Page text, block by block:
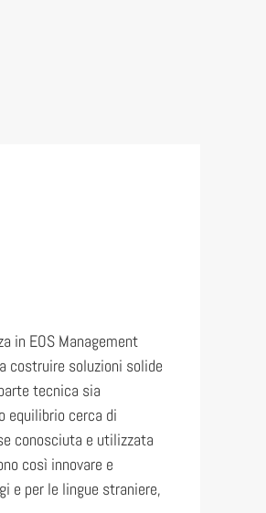
in EOS Management
costruire soluzioni solide
tecnica sia
equilibrio cerca di
conosciuta e utilizzata
così innovare e
e per le lingue straniere,